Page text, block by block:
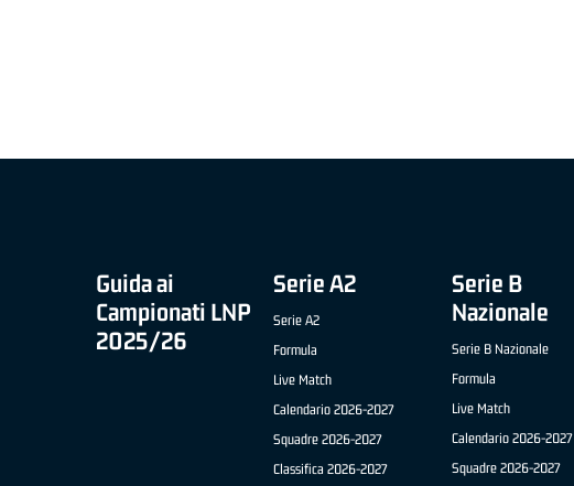
Guida ai
Campionati LNP
2025/26
Serie A2
Serie A2
Formula
Live Match
Calendario 2026-2027
Squadre 2026-2027
Classifica 2026-2027
Serie B
Nazionale
Serie B Nazionale
Formula
Live Match
Calendario 2026-2027
Squadre 2026-2027